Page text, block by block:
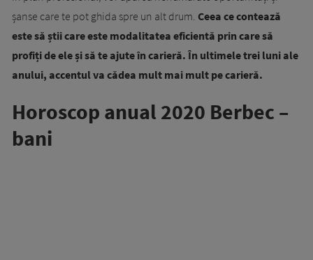
șanse care te pot ghida spre un alt drum. Ceea ce contează
este să știi care este modalitatea eficientă prin care să
profiți de ele și să te ajute în carieră. În ultimele trei luni ale
anului, accentul va cădea mult mai mult pe carieră.
Horoscop anual 2020 Berbec –
bani